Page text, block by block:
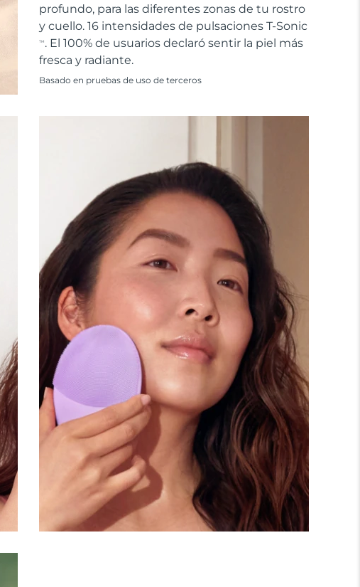
profundo, para las diferentes zonas de tu rostro
y cuello. 16 intensidades de pulsaciones T-Sonic
TM . El 100% de usuarios declaró sentir la piel más
fresca y radiante.
Basado en pruebas de uso de terceros